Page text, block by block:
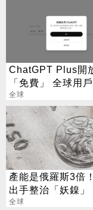
ChatGPT Plus開
「免費」 全球用
喊：不公平
全球
產能是俄羅斯3倍
出手整治「妖鎳」
產40％
全球